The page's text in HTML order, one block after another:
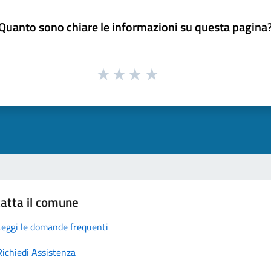
sono chiare le informazioni su questa
il comune
le domande frequenti
Assistenza